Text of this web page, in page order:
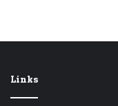
Links